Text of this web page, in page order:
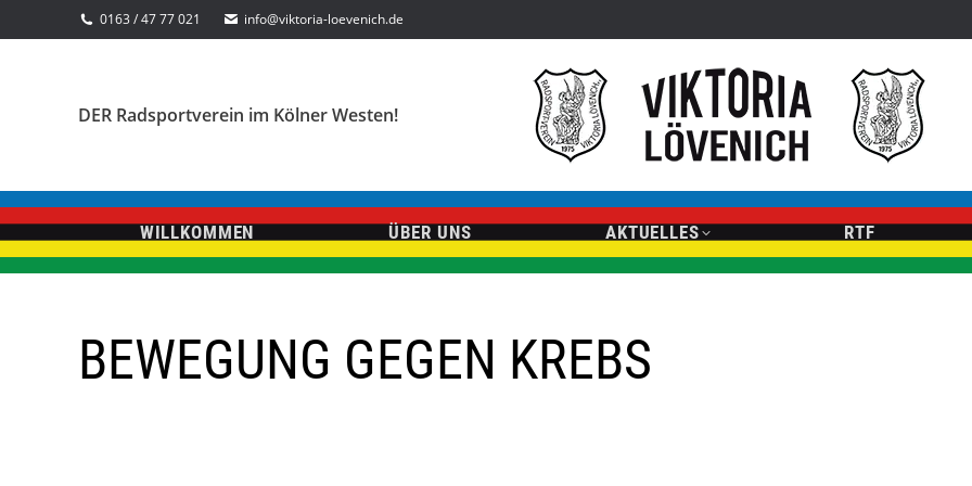
0163 / 47 77 021 info@viktoria-loevenich.de
DER Radsportverein im Kölner Westen!
WILLKOMMEN ÜBER UNS AKTUELLES RTF
BEWEGUNG GEGEN KREBS